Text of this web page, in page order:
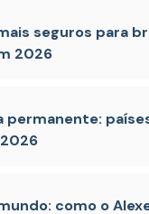
seguros para
2026
permanente:
como o